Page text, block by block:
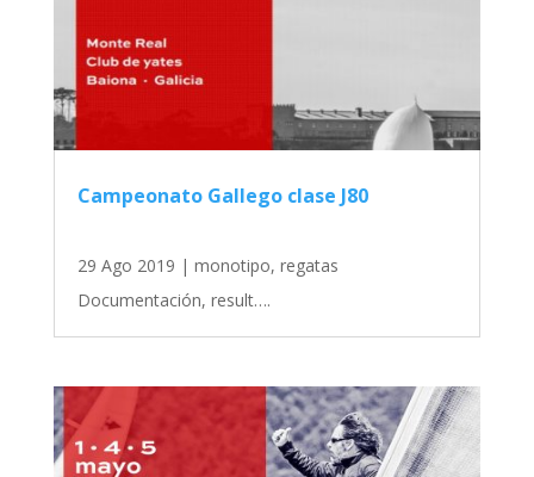
Campeonato Gallego clase J80
29 Ago 2019 | monotipo, regatas
Documentación, result….